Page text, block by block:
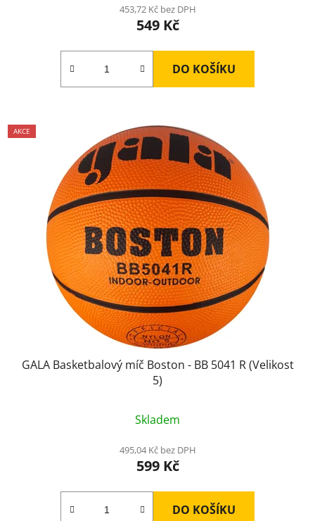
453,72 Kč bez DPH
549 Kč
DO KOŠÍKU
AKCE
GALA Basketbalový míč Boston - BB 5041 R (Velikost
5)
hodnocení
produktu
je
Skladem
495,04 Kč bez DPH
599 Kč
DO KOŠÍKU